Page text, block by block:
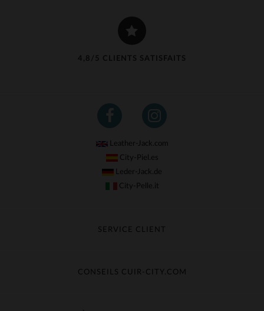
4,8/5 CLIENTS SATISFAITS
Leather-Jack.com
City-Piel.es
Leder-Jack.de
City-Pelle.it
SERVICE CLIENT
Échange & Remboursement
CONSEILS CUIR-CITY.COM